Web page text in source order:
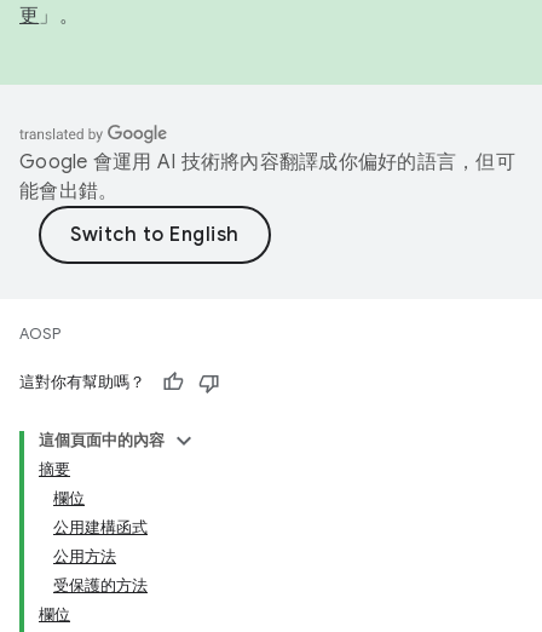
更 」。
Google 會運用 AI 技術將內容翻譯成你偏好的語言，但可
能會出錯。
AOSP
這對你有幫助嗎？
這個頁面中的內容
摘要
欄位
公用建構函式
公用方法
受保護的方法
欄位